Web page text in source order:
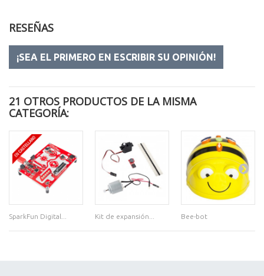
RESEÑAS
¡SEA EL PRIMERO EN ESCRIBIR SU OPINIÓN!
21 OTROS PRODUCTOS DE LA MISMA
CATEGORÍA:
SparkFun Digital... Kit de expansión... Bee-bot